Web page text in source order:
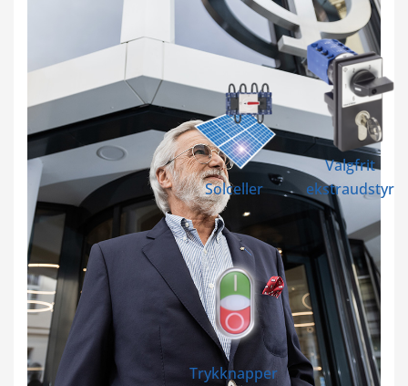
Solceller
Valgfrit
ekstraudstyr
Trykknapper